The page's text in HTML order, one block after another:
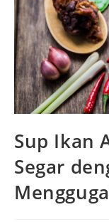
Sup Ikan
Segar